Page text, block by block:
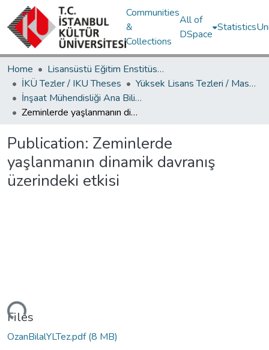
Communities
&
Collections
All of
DSpace
Statistics
Home
Lisansüstü Eğitim Enstitüsü / Postgraduate Education Institute
İKÜ Tezler / IKU Theses
Yüksek Lisans Tezleri / Master's Theses
İnşaat Mühendisliği Ana Bilim Dalı / Civil Engineering Department
Zeminlerde yaşlanmanın dinamik davranış üzerindeki etkisi
Publication: Zeminlerde
yaşlanmanın dinamik davranış
üzerindeki etkisi
Files
OzanBilalYLTez.pdf(8 MB)